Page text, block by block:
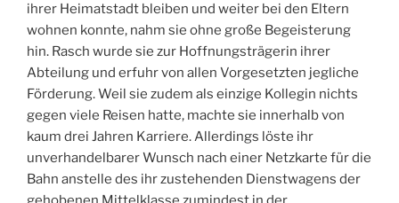
ihrer Heimatstadt bleiben und weiter bei den Eltern
wohnen konnte, nahm sie ohne große Begeisterung
hin. Rasch wurde sie zur Hoffnungsträgerin ihrer
Abteilung und erfuhr von allen Vorgesetzten jegliche
Förderung. Weil sie zudem als einzige Kollegin nichts
gegen viele Reisen hatte, machte sie innerhalb von
kaum drei Jahren Karriere. Allerdings löste ihr
unverhandelbarer Wunsch nach einer Netzkarte für die
Bahn anstelle des ihr zustehenden Dienstwagens der